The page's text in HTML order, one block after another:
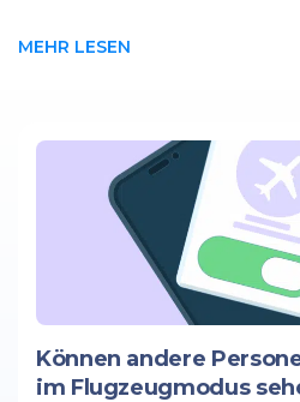
MEHR LESEN
Können andere
im Flugzeugmodus